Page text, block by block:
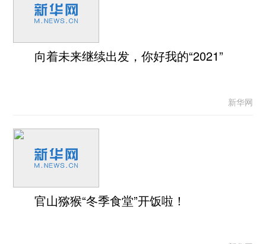
向着未来继续出发，你好我的“2021”
新华网
官山猕猴“冬季食堂”开饭啦！